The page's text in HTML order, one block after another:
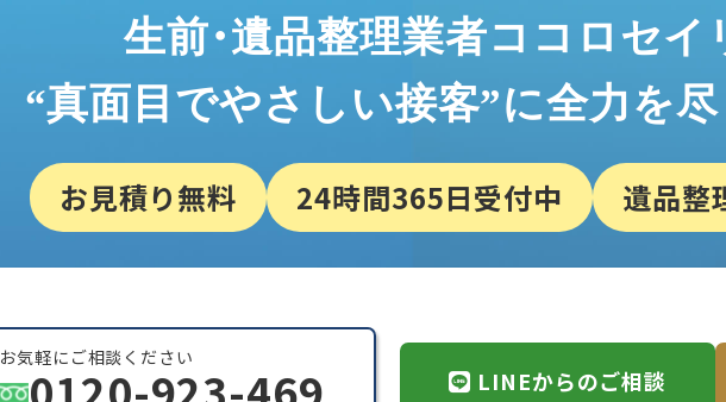
生前・遺品整理業者ココロセイ
“真面目でやさしい接客”に全力を
お見積り無料 24時間365日受付中 遺品整
お気軽にご相談ください
LINEからのご相談